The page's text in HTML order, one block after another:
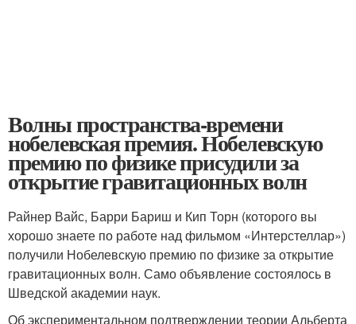
Волны пространства-времени
нобелевская премия. Нобелевскую
премию по физике присудили за
открытие гравитационных волн
Райнер Вайс, Барри Бариш и Кип Торн (которого вы
хорошо знаете по работе над фильмом «Интерстеллар»)
получили Нобелевскую премию по физике за открытие
гравитационных волн. Само объявление состоялось в
Шведской академии наук.
Об экспериментальном подтверждении теории Альберта